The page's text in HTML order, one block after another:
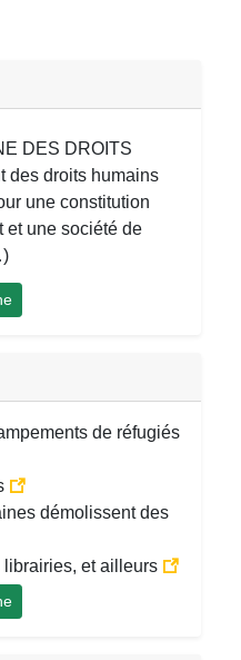
DES DROITS
des droits humains
une constitution
et une société de
de réfugiés
démolissent des
et ailleurs